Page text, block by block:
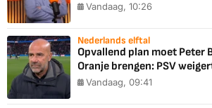
Vandaag, 10:26
Nederlands elftal
Opvallend plan moet Peter
Oranje brengen: PSV
Vandaag, 09:41